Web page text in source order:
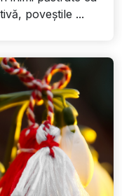
poveștile ...